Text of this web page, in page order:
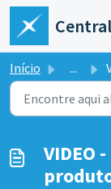
Ir para o
Início ...
VIDEO